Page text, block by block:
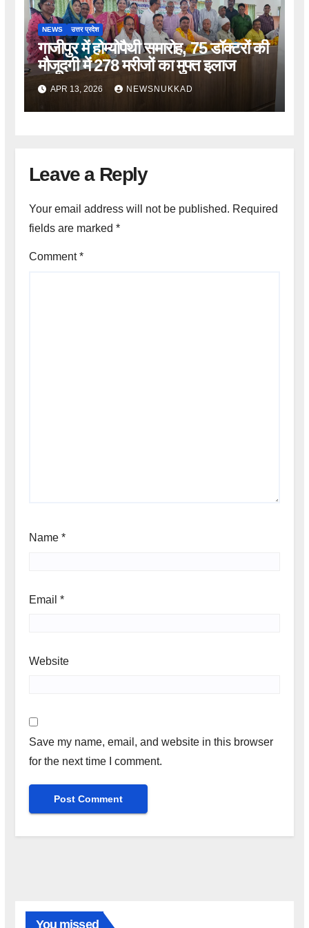
NEWS उत्तर प्रदेश
गाजीपुर में होम्योपैथी समारोह, 75 डॉक्टरों की
मौजूदगी में 278 मरीजों का मुफ्त इलाज
APR 13, 2026 NEWSNUKKAD
Leave a Reply
Your email address will not be published. Required
fields are marked *
Comment*
Name *
Email *
Website
Save my name, email, and website in this browser
for the next time I comment.
You missed